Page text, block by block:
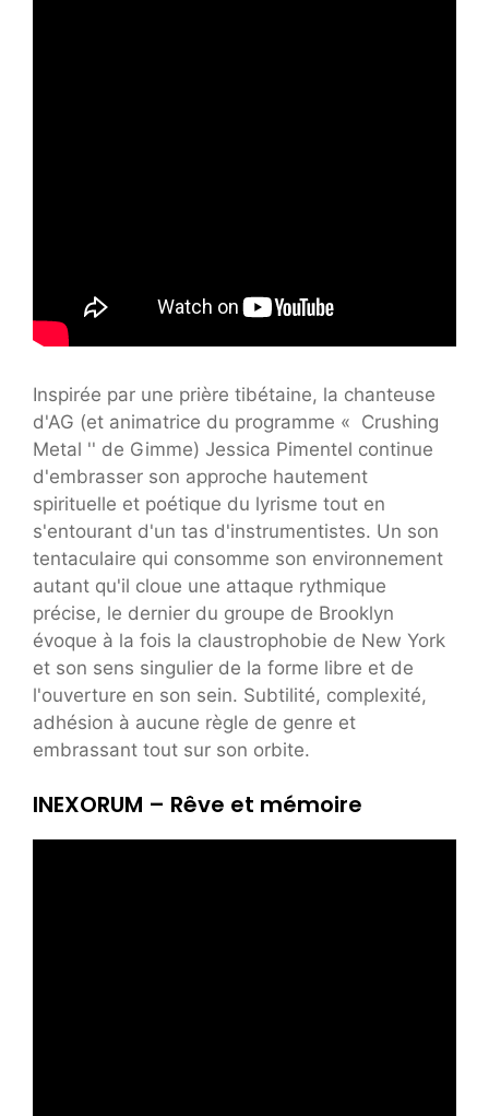
Inspirée par une prière tibétaine, la chanteuse
d'AG (et animatrice du programme « Crushing
Metal '' de Gimme) Jessica Pimentel continue
d'embrasser son approche hautement
spirituelle et poétique du lyrisme tout en
s'entourant d'un tas d'instrumentistes. Un son
tentaculaire qui consomme son environnement
autant qu'il cloue une attaque rythmique
précise, le dernier du groupe de Brooklyn
évoque à la fois la claustrophobie de New York
et son sens singulier de la forme libre et de
l'ouverture en son sein. Subtilité, complexité,
adhésion à aucune règle de genre et
embrassant tout sur son orbite.
INEXORUM – Rêve et mémoire